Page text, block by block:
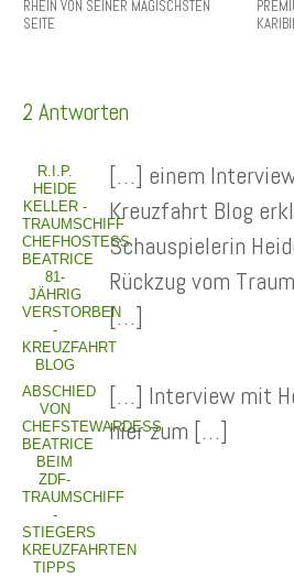
RHEIN VON SEINER MAGISCHSTEN
SEITE
2 Antworten
R.I.P.
HEIDE
KELLER -
TRAUMSCHIFF
CHEFHOSTESS
BEATRICE
81-
JÄHRIG
VERSTORBEN
-
KREUZFAHRT
BLOG
[…] einem
Kreuzfahrt Blog
Schauspielerin
Rückzug vom
[…]
ABSCHIED
VON
CHEFSTEWARDESS
BEATRICE
BEIM
ZDF-
TRAUMSCHIFF
-
STIEGERS
KREUZFAHRTEN
TIPPS
[…] Interview mit
hier zum […]